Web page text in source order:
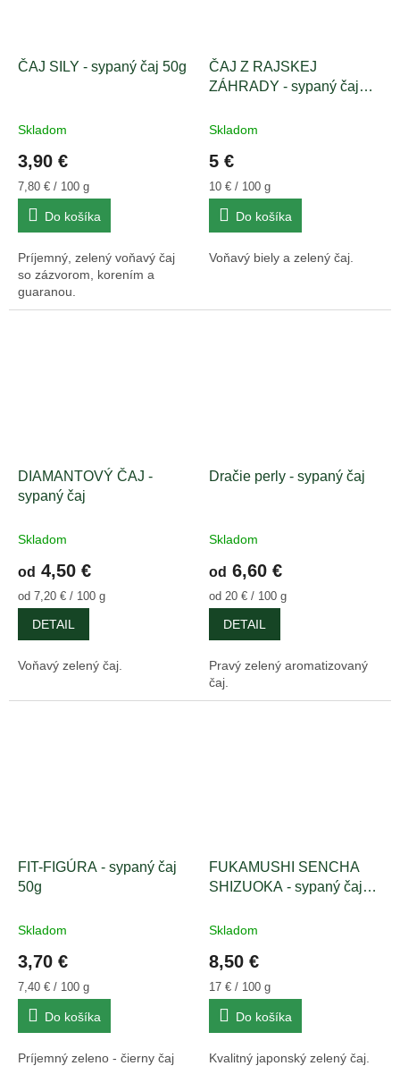
ČAJ SILY - sypaný čaj 50g
Skladom
3,90 €
Jednotková
cena:
7,80 € / 100 g
Do košíka
Príjemný, zelený voňavý čaj
so zázvorom, korením a
guaranou.
ČAJ Z RAJSKEJ
ZÁHRADY - sypaný čaj
Skladom
5 €
Jednotková
cena:
10 € / 100 g
Do košíka
Voňavý biely a zelený čaj.
DIAMANTOVÝ ČAJ -
sypaný čaj
Skladom
od 4,50 €
Jednotková
cena:
od 7,20 € / 100 g
DETAIL
Voňavý zelený čaj.
Dračie perly - sypaný čaj
Skladom
od 6,60 €
Jednotková
cena:
od 20 € / 100 g
DETAIL
Pravý zelený aromatizovaný
čaj.
FIT-FIGÚRA - sypaný čaj
50g
Skladom
3,70 €
Jednotková
cena:
7,40 € / 100 g
Do košíka
Príjemný zeleno - čierny čaj
FUKAMUSHI SENCHA
SHIZUOKA - sypaný čaj
Skladom
8,50 €
Jednotková
cena:
17 € / 100 g
Do košíka
Kvalitný japonský zelený čaj.